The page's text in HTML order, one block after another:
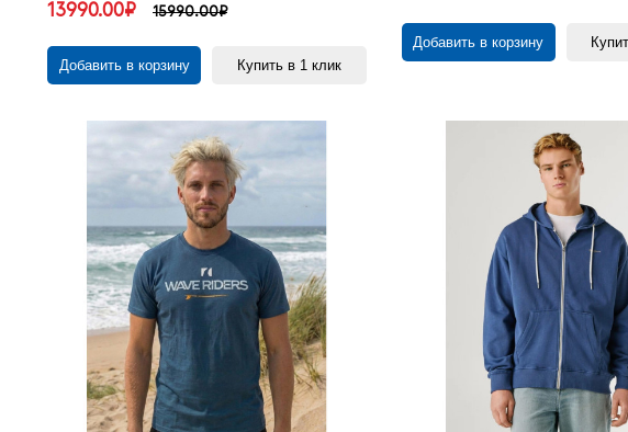
13990.00₽ 15990.00₽
Добавить в корзину Купить в 1 клик
Добавить в корзину